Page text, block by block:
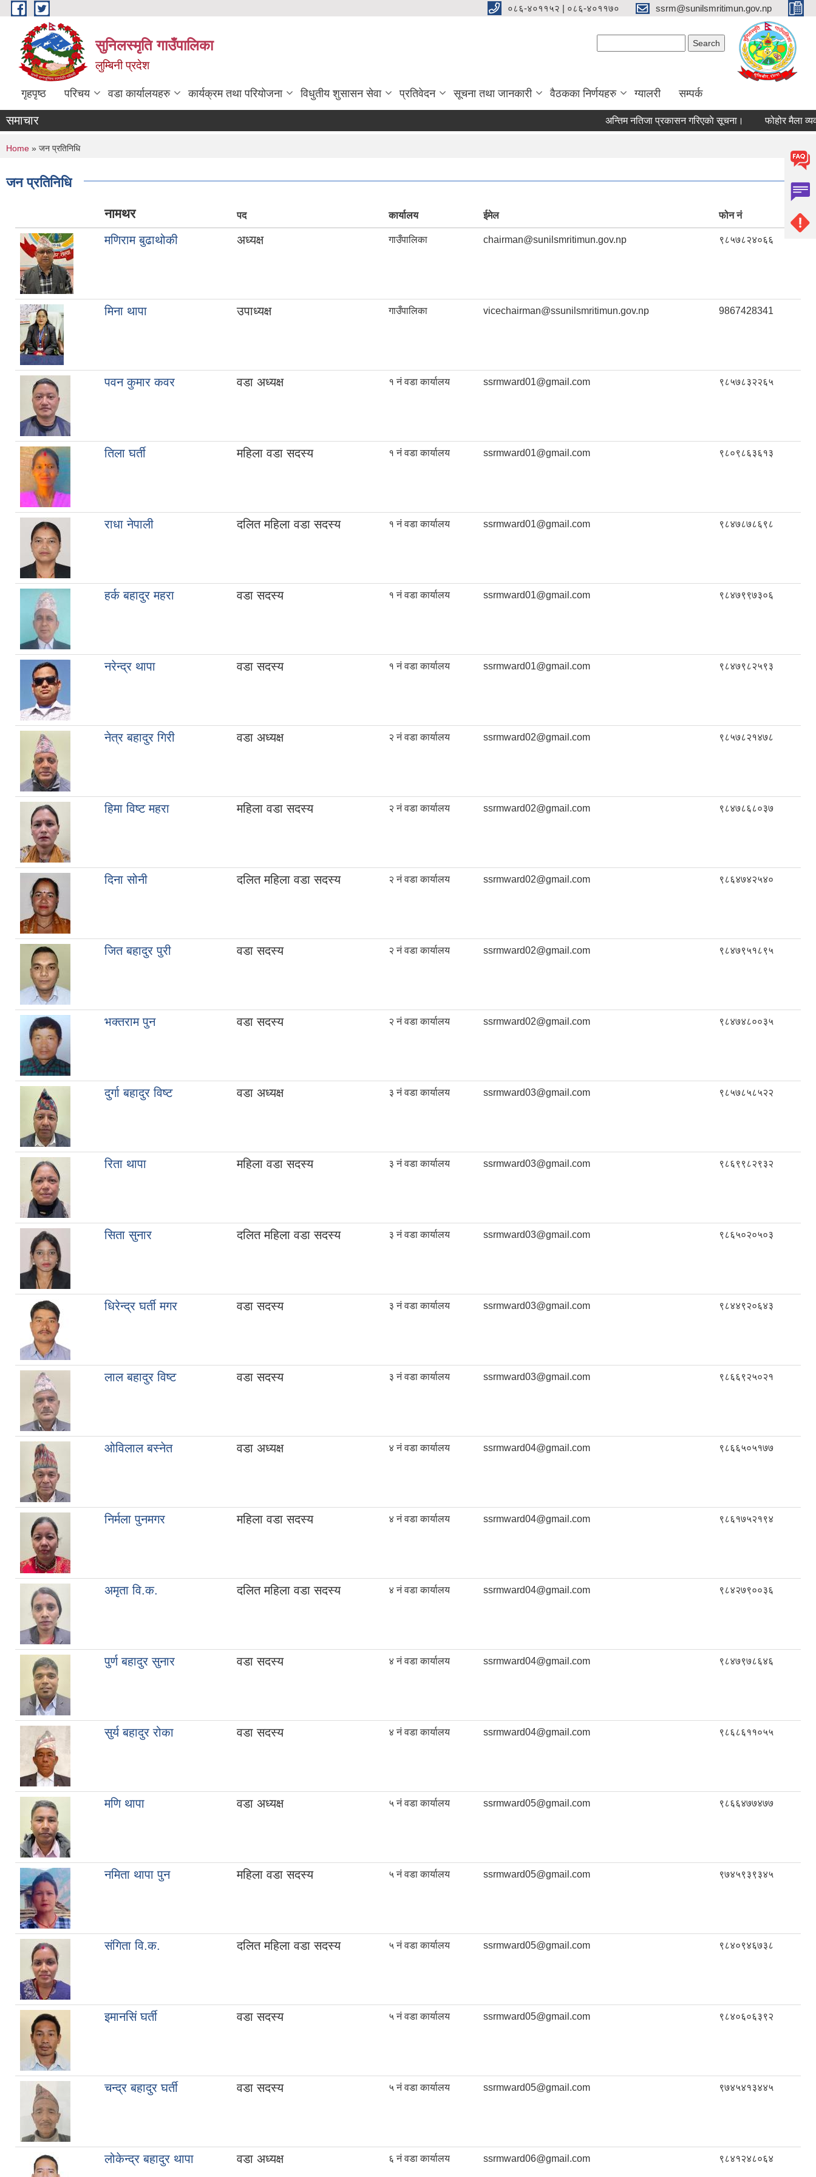
Skip to main content ०८६-४०११५२ | ०८६-४०११७० ssrm@sunilsmritimun.gov.np
सुनिलस्मृति गाउँपालिका
लुम्बिनी प्रदेश
गृहपृष्ठ परिचय वडा कार्यालयहरु कार्यक्रम तथा परियोजना विधुतीय शुसासन सेवा प्रतिवेदन सूचना तथा जानकारी वैठकका निर्णयहरु ग्यालरी सम्पर्क
समाचार अन्तिम नतिजा प्रकासन गरिएकाे सूचना। फोहोर मैला
You are here
Home » जन प्रतिनिधि
जन प्रतिनिधि
नामथर पद कार्यालय ईमेल फोन नं
मणिराम बुढाथोकी अध्यक्ष गाउँपालिका chairman@sunilsmritimun.gov.np ९८५७८२४०६६
मिना थापा उपाध्यक्ष गाउँपालिका vicechairman@ssunilsmritimun.gov.np 9867428341
पवन कुमार कवर वडा अध्यक्ष १ नं वडा कार्यालय ssrmward01@gmail.com ९८५७८३२२६५
तिला घर्ती महिला वडा सदस्य १ नं वडा कार्यालय ssrmward01@gmail.com ९८०९८६३६१३
राधा नेपाली दलित महिला वडा सदस्य १ नं वडा कार्यालय ssrmward01@gmail.com ९८४७८७८६९८
हर्क बहादुर महरा वडा सदस्य १ नं वडा कार्यालय ssrmward01@gmail.com ९८४७९९७३०६
नरेन्द्र थापा वडा सदस्य १ नं वडा कार्यालय ssrmward01@gmail.com ९८४७९८२५९३
नेत्र बहादुर गिरी वडा अध्यक्ष २ नं वडा कार्यालय ssrmward02@gmail.com ९८५७८२१४७८
हिमा विष्ट महरा महिला वडा सदस्य २ नं वडा कार्यालय ssrmward02@gmail.com ९८४७८६८०३७
दिना सोनी दलित महिला वडा सदस्य २ नं वडा कार्यालय ssrmward02@gmail.com ९८६४७४२५४०
जित बहादुर पुरी वडा सदस्य २ नं वडा कार्यालय ssrmward02@gmail.com ९८४७९५१८९५
भक्तराम पुन वडा सदस्य २ नं वडा कार्यालय ssrmward02@gmail.com ९८४७४८००३५
दुर्गा बहादुर विष्ट वडा अध्यक्ष ३ नं वडा कार्यालय ssrmward03@gmail.com ९८५७८५८५२२
रिता थापा महिला वडा सदस्य ३ नं वडा कार्यालय ssrmward03@gmail.com ९८६९९८२९३२
सिता सुनार दलित महिला वडा सदस्य ३ नं वडा कार्यालय ssrmward03@gmail.com ९८६५०२०५०३
धिरेन्द्र घर्ती मगर वडा सदस्य ३ नं वडा कार्यालय ssrmward03@gmail.com ९८४४९२०६४३
लाल बहादुर विष्ट वडा सदस्य ३ नं वडा कार्यालय ssrmward03@gmail.com ९८६६९२५०२१
ओविलाल बस्नेत वडा अध्यक्ष ४ नं वडा कार्यालय ssrmward04@gmail.com ९८६६५०५१७७
निर्मला पुनमगर महिला वडा सदस्य ४ नं वडा कार्यालय ssrmward04@gmail.com ९८६१७५२१९४
अमृता वि.क. दलित महिला वडा सदस्य ४ नं वडा कार्यालय ssrmward04@gmail.com ९८४२७९००३६
पुर्ण बहादुर सुनार वडा सदस्य ४ नं वडा कार्यालय ssrmward04@gmail.com ९८४७९७८६४६
सुर्य बहादुर रोका वडा सदस्य ४ नं वडा कार्यालय ssrmward04@gmail.com ९८६८६११०५५
मणि थापा वडा अध्यक्ष ५ नं वडा कार्यालय ssrmward05@gmail.com ९८६६४७७४७७
नमिता थापा पुन महिला वडा सदस्य ५ नं वडा कार्यालय ssrmward05@gmail.com ९७४५९३९३४५
संगिता वि.क. दलित महिला वडा सदस्य ५ नं वडा कार्यालय ssrmward05@gmail.com ९८४०९४६७३८
इमानसिं घर्ती वडा सदस्य ५ नं वडा कार्यालय ssrmward05@gmail.com ९८४०६०६३९२
चन्द्र बहादुर घर्ती वडा सदस्य ५ नं वडा कार्यालय ssrmward05@gmail.com ९७४५४१३४४५
लोकेन्द्र बहादुर थापा वडा अध्यक्ष ६ नं वडा कार्यालय ssrmward06@gmail.com ९८४१२४८०६४